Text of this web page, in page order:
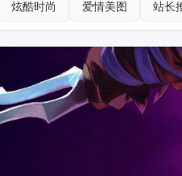
炫酷时尚 爱情美图 站长